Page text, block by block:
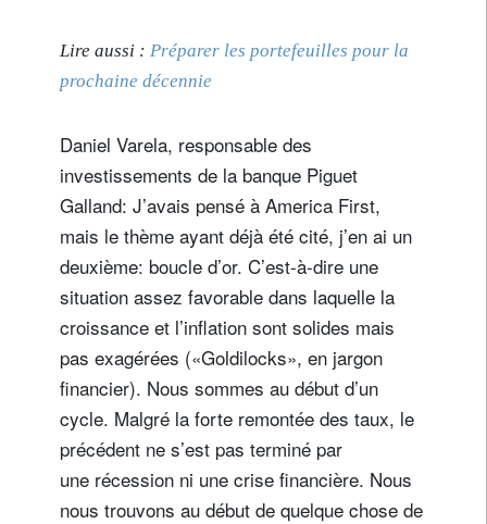
Lire aussi : Préparer les portefeuilles pour la
prochaine décennie
Daniel Varela, responsable des
investissements de la banque Piguet
Galland: J’avais pensé à America First,
mais le thème ayant déjà été cité, j’en ai un
deuxième: boucle d’or. C’est-à-dire une
situation assez favorable dans laquelle la
croissance et l’inflation sont solides mais
pas exagérées («Goldilocks», en jargon
financier). Nous sommes au début d’un
cycle. Malgré la forte remontée des taux, le
précédent ne s’est pas terminé par
une récession ni une crise financière. Nous
nous trouvons au début de quelque chose de